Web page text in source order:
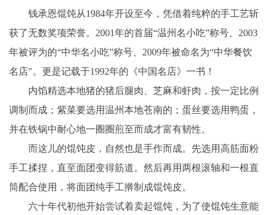
钱承恩馄饨从1984年开设至今，凭借着纯粹的手工艺斩
获了无数奖项荣誉。2001年的首届“温州名小吃”称号、2003
年被评为的“中华名小吃”称号、2009年被命名为“中华餐饮
名店"。更是记载于1992年的《中国名店》一书！
内馅精选本地猪的猪后腿肉、芝麻和虾肉，按一定比例
调制而成；紫菜要选用温州本地苍南的；蛋丝要选用鸭蛋，
并在铁锅中耐心地一圈圈煎至而成才富有韧性。
而这儿的馄饨皮，自然也是手作而成。先选用高筋面粉
手工揉捏，直至面团变得筋道。然后再用两根滚轴和一根直
筒配合使用，将面团纯手工擀制成馄饨皮。
六十年代初他开始尝试着卖起馄饨，为了使馄饨生意能